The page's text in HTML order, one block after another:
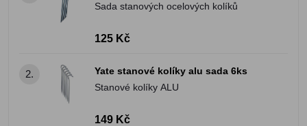
Sada stanových ocelových kolíků
125 Kč
2.
Yate stanové kolíky alu sada 6ks
Stanové kolíky ALU
149 Kč